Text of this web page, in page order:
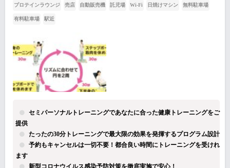
プロテインラウンジ 売店 自動販売機 託児場 Wi-Fi 日焼けマシン 無料駐車場
有料駐車場 駅近
セミパーソナルトレーニングであなたに合った健康トレーニングをご
提供
たったの30分トレーニングで最大限の効果を発揮するプログラム設計
予約もキャンセルは一切不要！都合良い時間にトレーニングを受けれ
ます
新型コロナウイルス感染予防対策を徹底実施で安心！